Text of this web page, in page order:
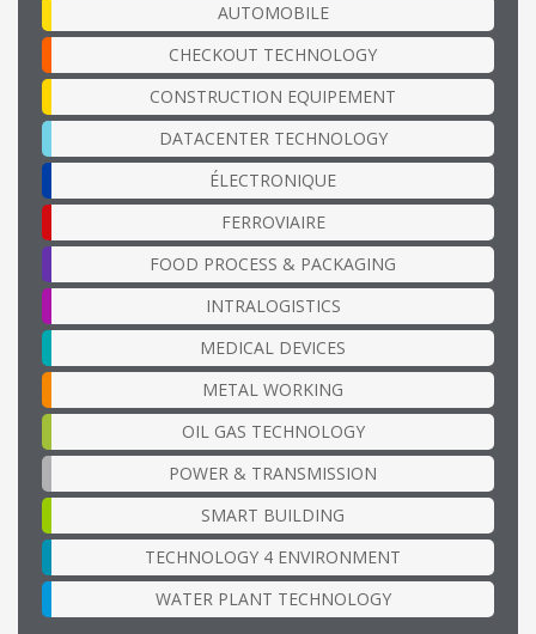
AUTOMOBILE
CHECKOUT TECHNOLOGY
CONSTRUCTION EQUIPEMENT
DATACENTER TECHNOLOGY
ÉLECTRONIQUE
FERROVIAIRE
FOOD PROCESS & PACKAGING
INTRALOGISTICS
MEDICAL DEVICES
METAL WORKING
OIL GAS TECHNOLOGY
POWER & TRANSMISSION
SMART BUILDING
TECHNOLOGY 4 ENVIRONMENT
WATER PLANT TECHNOLOGY